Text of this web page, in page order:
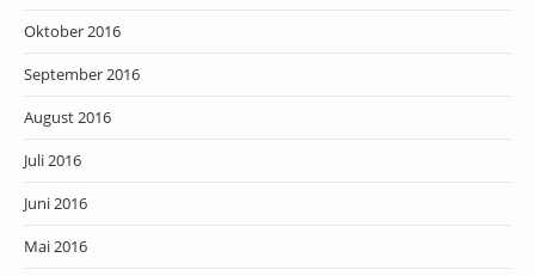
Oktober 2016
September 2016
August 2016
Juli 2016
Juni 2016
Mai 2016